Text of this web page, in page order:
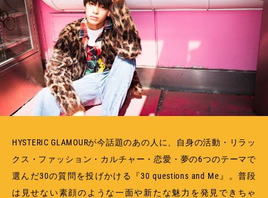
HYSTERIC BOOTLEG
TABLOID
LOOKBOOK
CONTACT
MEMBERSHIP
PRIVACY POLICY
HYSTERIC GLAMOURが今話題のあの人に、自身の活動・リラッ
クス・ファッション・カルチャー・恋愛・夢の6つのテーマで
選んだ30の質問を投げかける『30 questions and Me』。普段
は見せない素顔のような一面や新たな魅力を発見できちゃ